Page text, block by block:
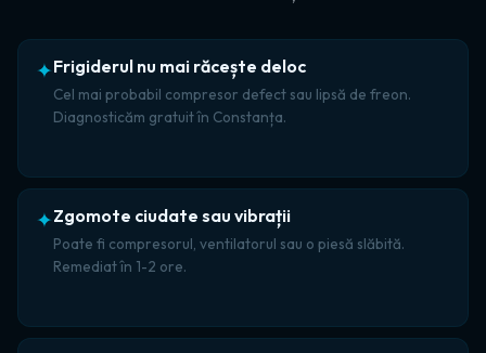
✦Frigiderul nu mai răcește deloc
Cel mai probabil compresor defect sau lipsă de freon.
Diagnosticăm gratuit în Constanța.
✦Zgomote ciudate sau vibrații
Poate fi compresorul, ventilatorul sau o piesă slăbită.
Remediat în 1-2 ore.